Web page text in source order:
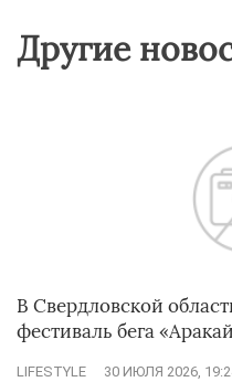
Другие
В Свердловской
фестиваль бега
LIFESTYLE 30 ИЮЛЯ 2026,